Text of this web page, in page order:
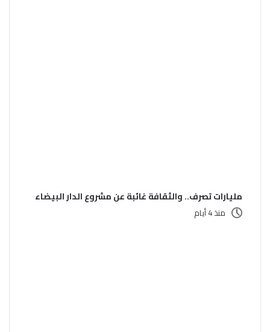
مليارات تصرف.. والثقافة غائبة عن مشروع الدار البيضاء
منذ 4 أيام